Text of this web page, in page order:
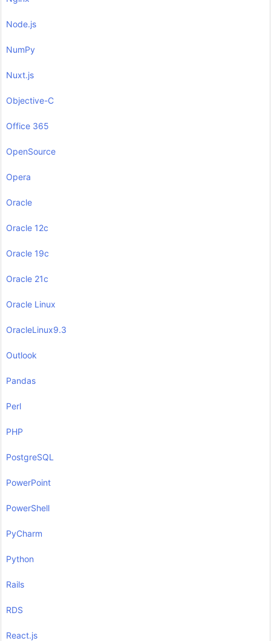
Node.js
NumPy
Nuxt.js
Objective-C
Office 365
OpenSource
Opera
Oracle
Oracle 12c
Oracle 19c
Oracle 21c
Oracle Linux
OracleLinux9.3
Outlook
Pandas
Perl
PHP
PostgreSQL
PowerPoint
PowerShell
PyCharm
Python
Rails
RDS
React.js